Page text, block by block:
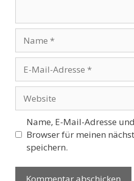
Mail-
Adresse
Name, E-Mail-Adresse
Browser für meinen
speichern.